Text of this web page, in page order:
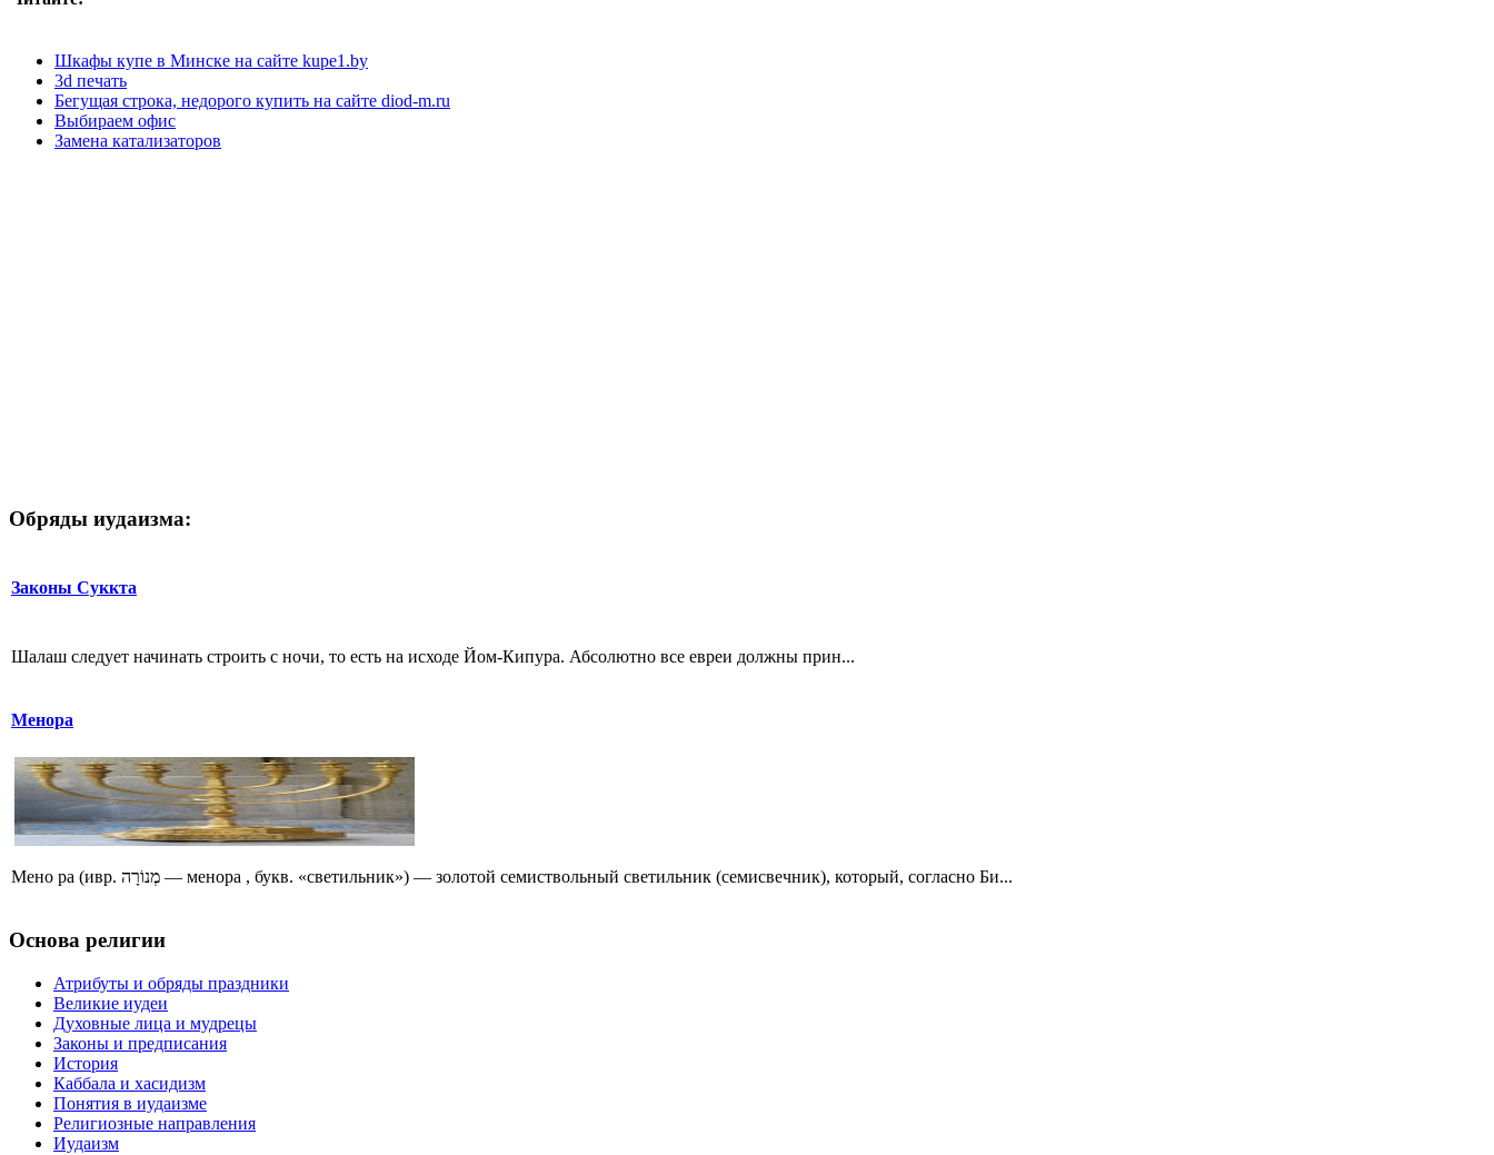
Шкафы купе в Минске на сайте kupe1.by
3d печать
Бегущая строка, недорого купить на сайте diod-m.ru
Выбираем офис
Замена катализаторов
Обряды иудаизма:
Законы Суккта
Шалаш следует начинать строить с ночи, то есть на исходе Йом-Кипура. Абсолютно все евреи должны прин...
Менора
Мено ра (ивр. מְנוֹרָה‎ — менора , букв. «светильник») — золотой семиствольный светильник (семисвечник), который, согласно Би...
Основа религии
Атрибуты и обряды праздники
Великие иудеи
Духовные лица и мудрецы
Законы и предписания
История
Каббала и хасидизм
Понятия в иудаизме
Религиозные направления
Иудаизм